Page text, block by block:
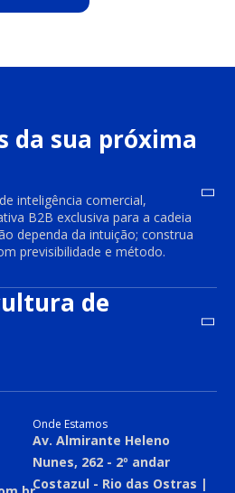
da sua próxima
inteligência comercial,
B2B exclusiva para a cadeia
dependa da intuição; construa
previsibilidade e método.
de
Onde Estamos
Av. Almirante Heleno
Nunes, 262 - 2º andar
Costazul - Rio das Ostras |